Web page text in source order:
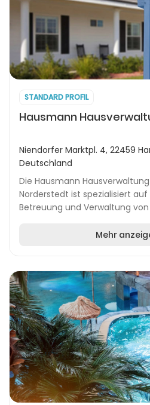
STANDARD PROFIL
Hausmann
Niendorfer Marktpl. 4, 22459
Deutschland
Die Hausmann
Norderstedt ist spezialisiert
Betreuung und Verwaltung
Mehr